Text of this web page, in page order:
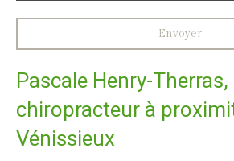
Envoyer
Pascale Henry-Therras,
chiropracteur à
Vénissieux